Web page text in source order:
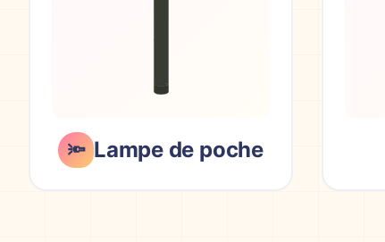
🔦 Lampe de poche